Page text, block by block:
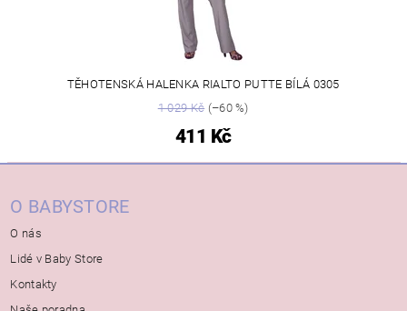
TĚHOTENSKÁ HALENKA RIALTO PUTTE BÍLÁ 0305
1 029 Kč(–60 %)
411 Kč
O BABYSTORE
O nás
Lidé v Baby Store
Kontakty